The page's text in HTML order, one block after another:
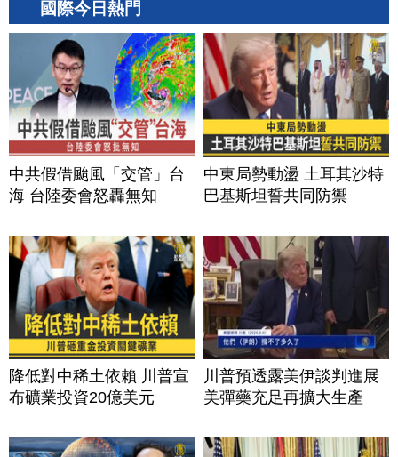
國際今日熱門
中共假借颱風「交管」台
海 台陸委會怒轟無知
中東局勢動盪 土耳其沙特
巴基斯坦誓共同防禦
降低對中稀土依賴 川普宣
布礦業投資20億美元
川普預透露美伊談判進展
美彈藥充足再擴大生產